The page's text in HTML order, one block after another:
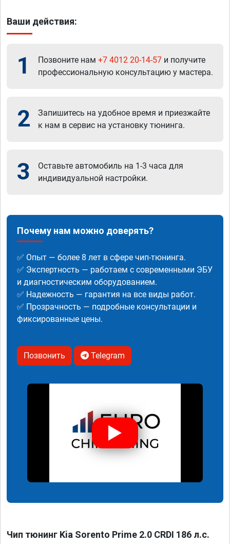
Ваши действия:
1 Позвоните нам +7 4012 20-14-57 и получите
профессиональную консультацию у мастера.
2
Запишитесь на удобное время и приезжайте
к нам в сервис на установку тюнинга.
3
Оставьте автомобиль на 1-3 часа для
индивидуальной настройки.
Почему нам можно доверять?
✅ Опыт — более 8 лет в сфере чип-тюнинга.
✅ Экспертность — работаем с современными ЭБУ
и диагностическим оборудованием.
✅ Надежность — гарантия на все виды работ.
✅ Прозрачность — подробные консультации и
фиксированные цены.
Позвонить Telegram
Чип тюнинг Kia Sorento Prime 2.0 CRDI 186 л.с.